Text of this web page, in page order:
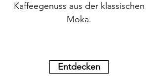
Kaffeegenuss aus der klassischen
Moka.
Entdecken